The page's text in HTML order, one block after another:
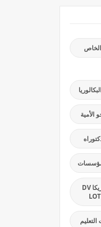
قرعة امريكا DV